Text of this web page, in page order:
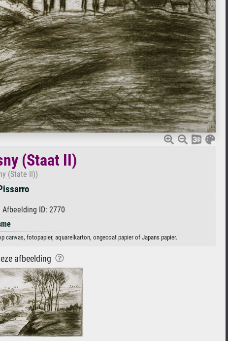
(Staat II)
(State II))
ID: 2770
canvas, fotopapier, aquarelkarton, ongecoat papier of Japans papier.
afbeelding